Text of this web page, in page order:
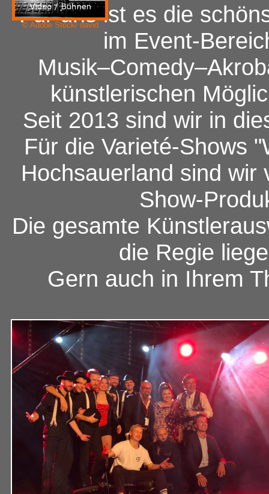
© Adobe Stock/ david
Für uns ist es die
im Event-
künstlerischen
Seit 2013 sind wir in
Für die Varieté-Shows
Hochsauerland sind
Show-
Die gesamte
die Regie
Gern auch in Ihrem